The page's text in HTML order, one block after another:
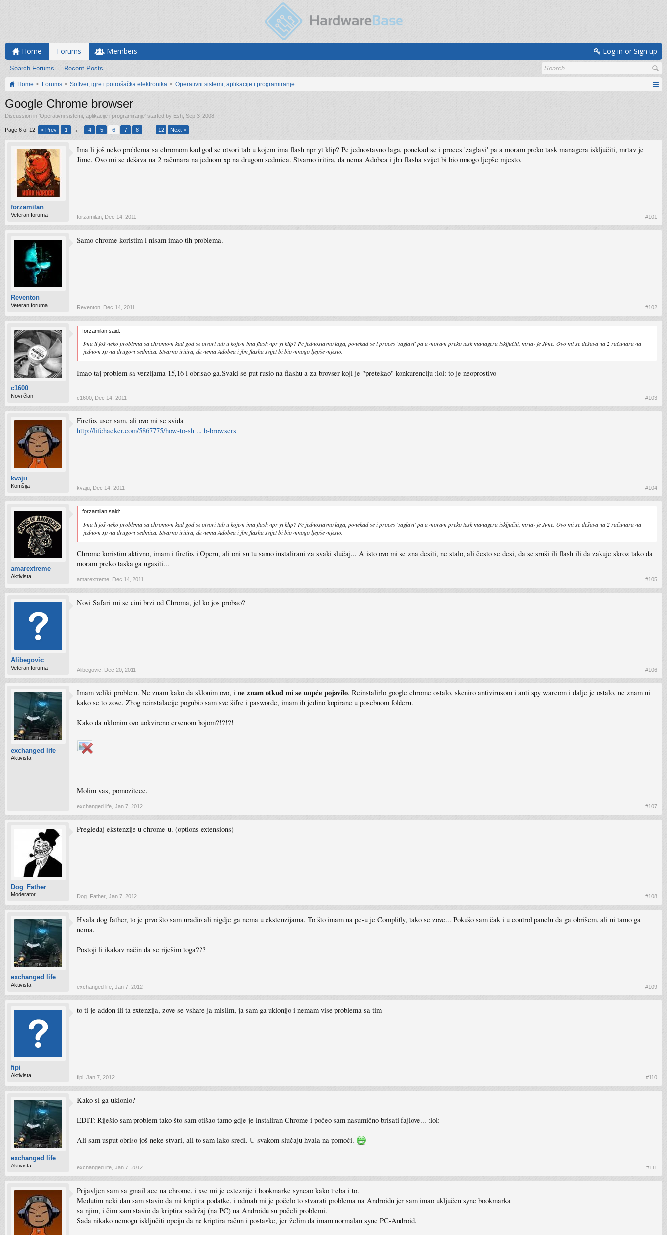
Home Forums
Search Forums Recent Posts
Members Log in or Sign up
Home Forums Softver, igre i potrošačka elektronika Operativni sistemi, aplikacije i programiranje
Google Chrome browser
Discussion in 'Operativni sistemi, aplikacije i programiranje' started by Esh Sep 3, 2008
Page 6 of 12 < Prev 1 ← 4 5 6 7 8 → 12 Next >
forzamilan
Veteran foruma
Ima li još neko problema sa chromom kad god se otvori tab u kojem ima flash npr yt klip? Pc jednostavno laga, ponekad se i proces 'zaglavi' pa a moram preko task managera isključiti, mrtav je
Jime. Ovo mi se dešava na 2 računara na jednom xp na drugom sedmica. Stvarno iritira, da nema Adobea i jbn flasha svijet bi bio mnogo ljepše mjesto.
forzamilan Dec 14, 2011 #101
Reventon
Veteran foruma
Samo chrome koristim i nisam imao tih problema.
Reventon Dec 14, 2011 #102
c1600
Novi član
forzamilan said:
Ima li još neko problema sa chromom kad god se otvori tab u kojem ima flash npr yt klip? Pc jednostavno laga, ponekad se i proces 'zaglavi' pa a moram preko task managera isključiti, mrtav je Jime. Ovo mi se dešava na 2 računara na
jednom xp na drugom sedmica. Stvarno iritira, da nema Adobea i jbn flasha svijet bi bio mnogo ljepše mjesto.
Imao taj problem sa verzijama 15,16 i obrisao ga.Svaki se put rusio na flashu a za brovser koji je "pretekao" konkurenciju :lol: to je neoprostivo
c1600 Dec 14, 2011 #103
kvaju
Komšija
Firefox user sam, ali ovo mi se sviđa
http://lifehacker.com/5867775/how-to-sh ... b-browsers
kvaju Dec 14, 2011 #104
amarextreme
Aktivista
forzamilan said:
Ima li još neko problema sa chromom kad god se otvori tab u kojem ima flash npr yt klip? Pc jednostavno laga, ponekad se i proces 'zaglavi' pa a moram preko task managera isključiti, mrtav je Jime. Ovo mi se dešava na 2 računara na
jednom xp na drugom sedmica. Stvarno iritira, da nema Adobea i jbn flasha svijet bi bio mnogo ljepše mjesto.
Chrome koristim aktivno, imam i firefox i Operu, ali oni su tu samo instalirani za svaki slučaj... A isto ovo mi se zna desiti, ne stalo, ali često se desi, da se sruši ili flash ili da zakuje skroz tako da
moram preko taska ga ugasiti...
amarextreme Dec 14, 2011 #105
Alibegovic
Veteran foruma
Novi Safari mi se cini brzi od Chroma, jel ko jos probao?
Alibegovic Dec 20, 2011 #106
exchanged life
Aktivista
Imam veliki problem. Ne znam kako da sklonim ovo, i ne znam otkud mi se uopće pojavilo. Reinstalirlo google chrome ostalo, skeniro antivirusom i anti spy wareom i dalje je ostalo, ne znam ni
kako se to zove. Zbog reinstalacije pogubio sam sve šifre i pasworde, imam ih jedino kopirane u posebnom folderu.
Kako da uklonim ovo uokvireno crvenom bojom?!?!?!
Molim vas, pomoziteee.
exchanged life Jan 7, 2012 #107
Dog_Father
Moderator
Pregledaj ekstenzije u chrome-u. (options-extensions)
Dog_Father Jan 7, 2012 #108
exchanged life
Aktivista
Hvala dog father, to je prvo što sam uradio ali nigdje ga nema u ekstenzijama. To što imam na pc-u je Complitly, tako se zove... Pokušo sam čak i u control panelu da ga obrišem, ali ni tamo ga
nema.
Postoji li ikakav način da se riješim toga???
exchanged life Jan 7, 2012 #109
fipi
Aktivista
to ti je addon ili ta extenzija, zove se vshare ja mislim, ja sam ga uklonijo i nemam vise problema sa tim
fipi Jan 7, 2012 #110
exchanged life
Aktivista
Kako si ga uklonio?
EDIT: Riješio sam problem tako što sam otišao tamo gdje je instaliran Chrome i počeo sam nasumično brisati fajlove... :lol:
Ali sam usput obriso još neke stvari, ali to sam lako sredi. U svakom slučaju hvala na pomoći.
exchanged life Jan 7, 2012 #111
Prijavljen sam sa gmail acc na chrome, i sve mi je exteznije i bookmarke syncao kako treba i to.
Međutim neki dan sam stavio da mi kriptira podatke, i odmah mi je počelo to stvarati problema na Androidu jer sam imao uključen sync bookmarka
sa njim, i čim sam stavio da kriptira sadržaj (na PC) na Androidu su počeli problemi.
Sada nikako nemogu isključiti opciju da ne kriptira račun i postavke, jer želim da imam normalan sync PC-Android.